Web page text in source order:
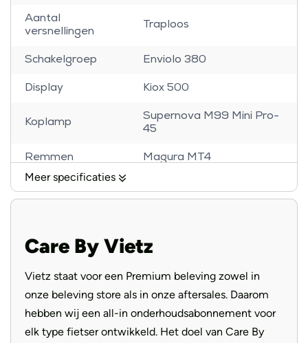
Aantal
versnellingen
Traploos
Schakelgroep Enviolo 380
Display Kiox 500
Koplamp
Supernova M99 Mini Pro-
45
Remmen Magura MT4
Banden
Handvatten Ergon Ergonomic
Zadel
Selle Royal Essenza
Moderate
Aandrijving Riem
Meer specificaties
Care By Vietz
Vietz staat voor een Premium beleving zowel in
onze beleving store als in onze aftersales. Daarom
hebben wij een all-in onderhoudsabonnement voor
elk type fietser ontwikkeld. Het doel van Care By